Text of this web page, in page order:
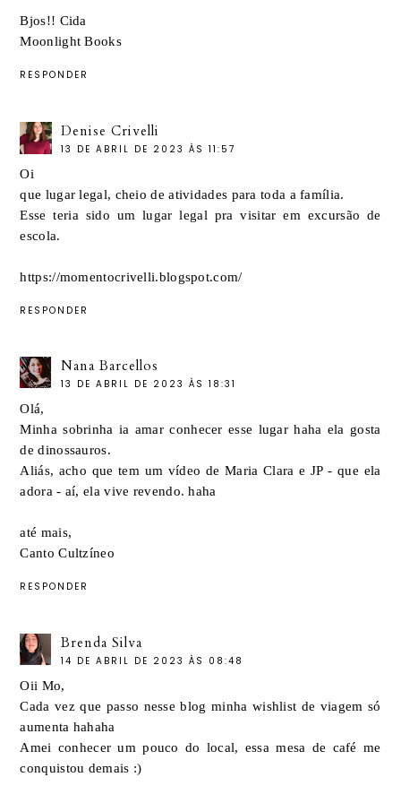
Bjos!! Cida
Moonlight Books
RESPONDER
Denise Crivelli
13 DE ABRIL DE 2023 ÀS 11:57
Oi
que lugar legal, cheio de atividades para toda a família.
Esse teria sido um lugar legal pra visitar em excursão de
escola.
https://momentocrivelli.blogspot.com/
RESPONDER
Nana Barcellos
13 DE ABRIL DE 2023 ÀS 18:31
Olá,
Minha sobrinha ia amar conhecer esse lugar haha ela gosta
de dinossauros.
Aliás, acho que tem um vídeo de Maria Clara e JP - que ela
adora - aí, ela vive revendo. haha
até mais,
Canto Cultzíneo
RESPONDER
Brenda Silva
14 DE ABRIL DE 2023 ÀS 08:48
Oii Mo,
Cada vez que passo nesse blog minha wishlist de viagem só
aumenta hahaha
Amei conhecer um pouco do local, essa mesa de café me
conquistou demais :)